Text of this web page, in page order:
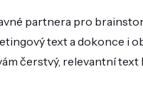
partnera pro
text a dokonce i
čerstvý, relevantní